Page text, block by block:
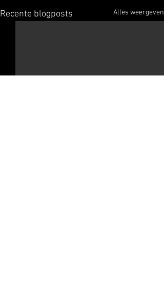
Recente blogposts Alles weergeven